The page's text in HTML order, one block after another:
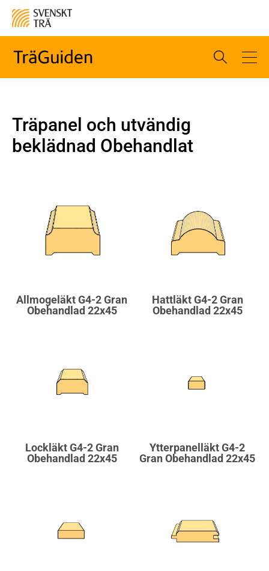
Träpanel och utvändig
beklädnad Obehandlat
Allmogeläkt G4-2 Gran
Obehandlad 22x45
Hattläkt G4-2 Gran
Obehandlad 22x45
Lockläkt G4-2 Gran
Obehandlad 22x45
Ytterpanelläkt G4-2
Gran Obehandlad 22x45